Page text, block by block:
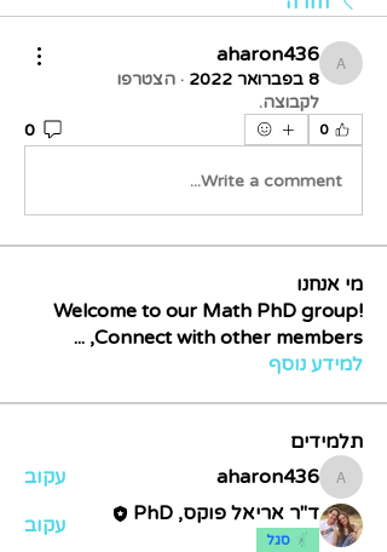
aharon436
aharon436
8 בפברואר 2022 · הצטרפו
לקבוצה.
0
0
Write a comment...
מי אנחנו
Welcome to our Math PhD group!
Connect with other members,
...
למידע נוסף
תלמידים
aharon436
aharon436
עקוב
ד"ר אריאל פוקס, PhD
סגל
עקוב